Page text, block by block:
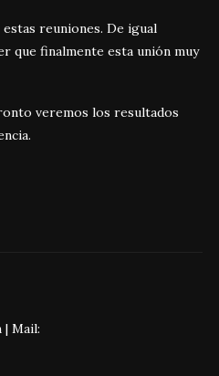
reuniones. De igual
que finalmente esta unión muy
veremos los resultados
Mail: